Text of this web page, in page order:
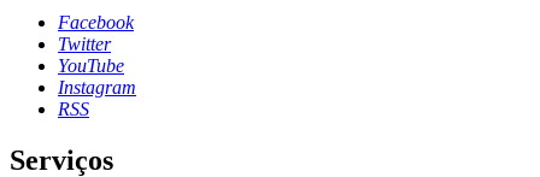
Facebook
Twitter
YouTube
Instagram
RSS
Serviços